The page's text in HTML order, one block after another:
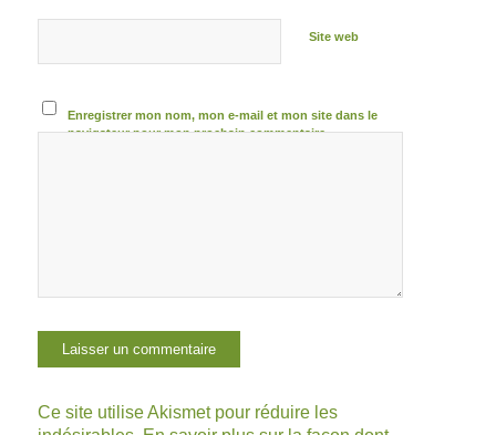
Site web
Enregistrer mon nom, mon e-mail et mon site dans le
navigateur pour mon prochain commentaire.
Ce site utilise Akismet pour réduire les